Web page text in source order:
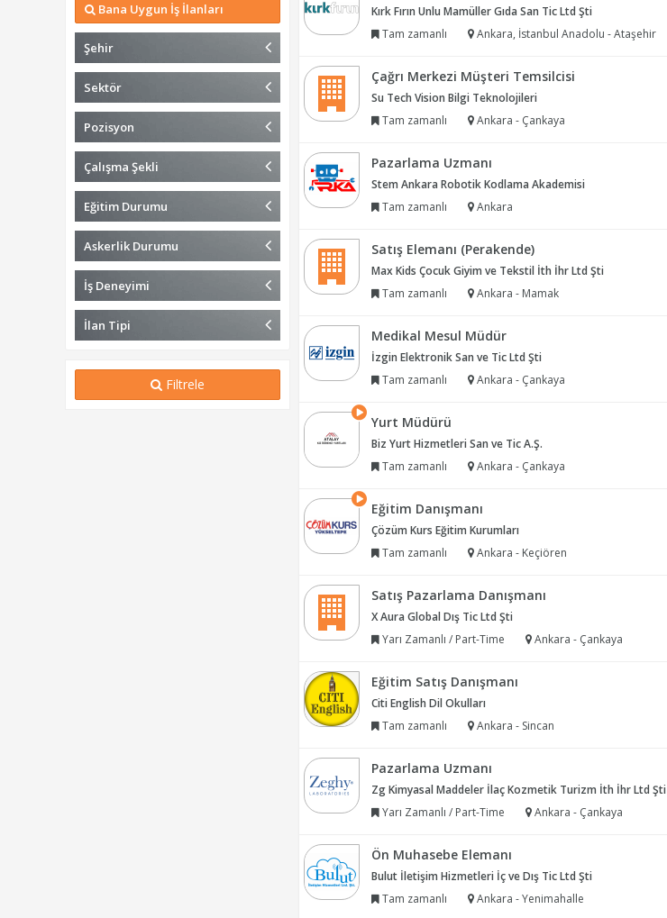
Bana Uygun İş İlanları
Şehir
Sektör
Pozisyon
Çalışma Şekli
Eğitim Durumu
Askerlik Durumu
İş Deneyimi
İlan Tipi
Filtrele
Kırk Fırın Unlu Mamüller Gıda San Tic Ltd Şti
Tam zamanlı
Ankara, İstanbul Anadolu - Ataşehir
Çağrı Merkezi Müşteri Temsilcisi
Su Tech Vision Bilgi Teknolojileri
Tam zamanlı
Ankara - Çankaya
Pazarlama Uzmanı
Stem Ankara Robotik Kodlama Akademisi
Tam zamanlı
Ankara
Satış Elemanı (Perakende)
Max Kids Çocuk Giyim ve Tekstil İth İhr Ltd Şti
Tam zamanlı
Ankara - Mamak
Medikal Mesul Müdür
İzgin Elektronik San ve Tic Ltd Şti
Tam zamanlı
Ankara - Çankaya
Yurt Müdürü
Biz Yurt Hizmetleri San ve Tic A.Ş.
Tam zamanlı
Ankara - Çankaya
Eğitim Danışmanı
Çözüm Kurs Eğitim Kurumları
Tam zamanlı
Ankara - Keçiören
Satış Pazarlama Danışmanı
X Aura Global Dış Tic Ltd Şti
Yarı Zamanlı / Part-Time
Ankara - Çankaya
Eğitim Satış Danışmanı
Citi English Dil Okulları
Tam zamanlı
Ankara - Sincan
Pazarlama Uzmanı
Zg Kimyasal Maddeler İlaç Kozmetik Turizm İth İhr Ltd Şti
Yarı Zamanlı / Part-Time
Ankara - Çankaya
Ön Muhasebe Elemanı
Bulut İletişim Hizmetleri İç ve Dış Tic Ltd Şti
Tam zamanlı
Ankara - Yenimahalle